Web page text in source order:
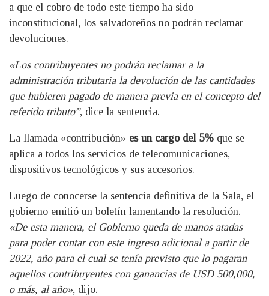
a que el cobro de todo este tiempo ha sido
inconstitucional, los salvadoreños no podrán reclamar
devoluciones.
«Los contribuyentes no podrán reclamar a la
administración tributaria la devolución de las cantidades
que hubieren pagado de manera previa en el concepto del
referido tributo”, dice la sentencia.
La llamada «contribución» es un cargo del 5% que se
aplica a todos los servicios de telecomunicaciones,
dispositivos tecnológicos y sus accesorios.
Luego de conocerse la sentencia definitiva de la Sala, el
gobierno emitió un boletín lamentando la resolución.
«De esta manera, el Gobierno queda de manos atadas
para poder contar con este ingreso adicional a partir de
2022, año para el cual se tenía previsto que lo pagaran
aquellos contribuyentes con ganancias de USD 500,000,
o más, al año», dijo.